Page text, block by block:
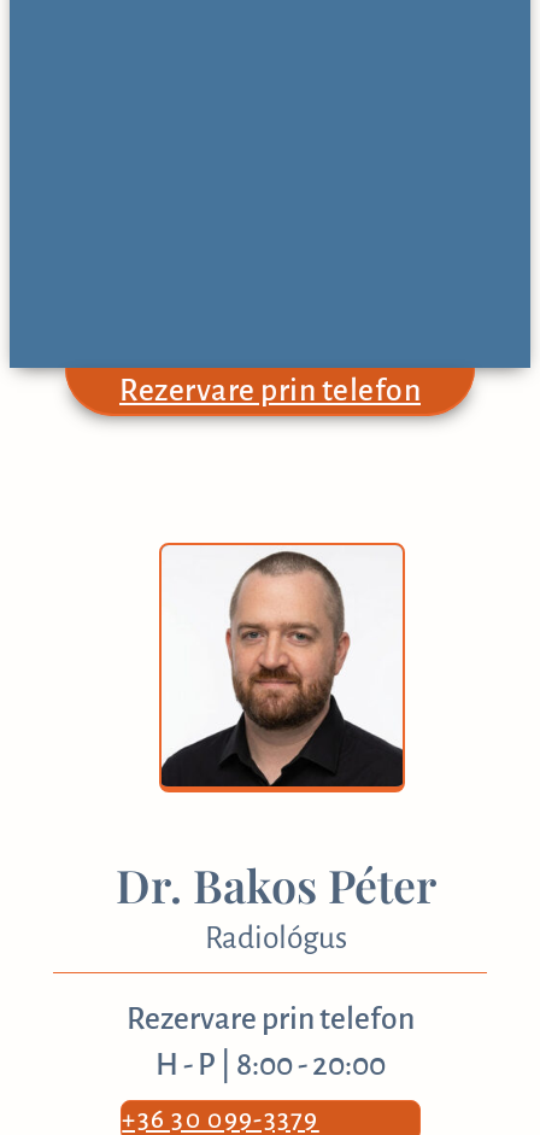
Rezervare prin telefon
Dr. Bakos Péter
Radiológus
Rezervare prin telefon
H - P | 8:00 - 20:00
+36 30 099-3379